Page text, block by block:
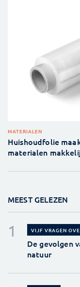
MATERIALEN
Huishoudfolie
materialen
MEEST GELEZEN
VIJF VRAGEN
De gevolgen
natuur